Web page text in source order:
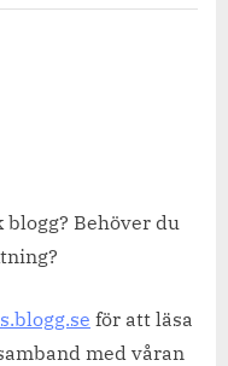
Behöver du
för att läsa
med våran